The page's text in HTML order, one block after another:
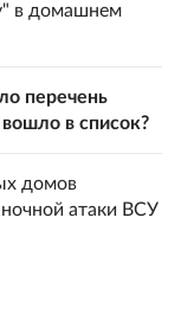
в домашнем
перечень
в список?
домов
атаки ВСУ